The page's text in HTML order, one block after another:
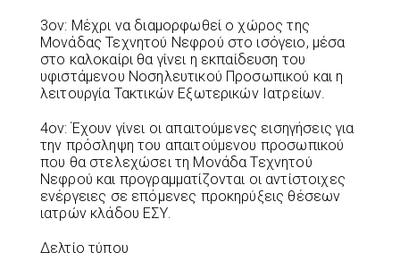
3ον: Μέχρι να διαμορφωθεί ο χώρος της
Μονάδας Τεχνητού Νεφρού στο ισόγειο, μέσα
στο καλοκαίρι θα γίνει η εκπαίδευση του
υφιστάμενου Νοσηλευτικού Προσωπικού και η
λειτουργία Τακτικών Εξωτερικών Ιατρείων.
4ον: Έχουν γίνει οι απαιτούμενες εισηγήσεις για
την πρόσληψη του απαιτούμενου προσωπικού
που θα στελεχώσει τη Μονάδα Τεχνητού
Νεφρού και προγραμματίζονται οι αντίστοιχες
ενέργειες σε επόμενες προκηρύξεις θέσεων
ιατρών κλάδου ΕΣΥ.
Δελτίο τύπου